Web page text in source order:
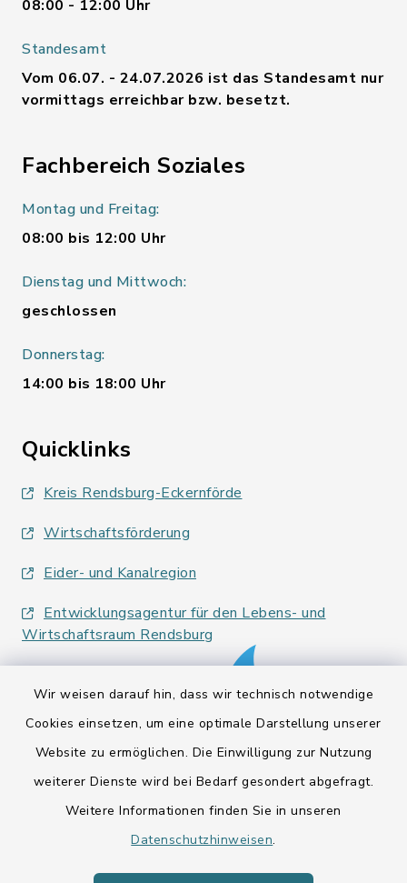
Wir weisen darauf hin, dass wir technisch notwendige
Cookies einsetzen, um eine optimale Darstellung unserer
Website zu ermöglichen. Die Einwilligung zur Nutzung
weiterer Dienste wird bei Bedarf gesondert abgefragt.
Weitere Informationen finden Sie in unseren
Datenschutzhinweisen.
08:00 - 12:00 Uhr
Standesamt
Vom 06.07. - 24.07.2026 ist das Standesamt nur
vormittags erreichbar bzw. besetzt.
Fachbereich Soziales
Montag und Freitag:
08:00 bis 12:00 Uhr
Dienstag und Mittwoch:
geschlossen
Donnerstag:
14:00 bis 18:00 Uhr
Quicklinks
Kreis Rendsburg-Eckernförde
Wirtschaftsförderung
Eider- und Kanalregion
Entwicklungsagentur für den Lebens- und
Wirtschaftsraum Rendsburg
Barrierefreiheit